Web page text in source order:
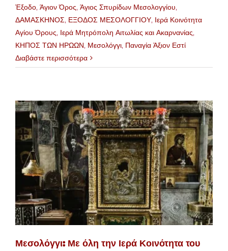
Έξοδο, Άγιον Όρος, Άγιος Σπυρίδων Μεσολογγίου,
ΔΑΜΑΣΚΗΝΟΣ, ΕΞΟΔΟΣ ΜΕΣΟΛΟΓΓΙΟΥ, Ιερά Κοινότητα
Αγίου Όρους, Ιερά Μητρόπολη Αιτωλίας και Ακαρνανίας,
ΚΗΠΟΣ ΤΩΝ ΗΡΩΩΝ, Μεσολόγγι, Παναγία Άξιον Εστί
Διαβάστε περισσότερα
Μεσολόγγι: Με όλη την Ιερά Κοινότητα του